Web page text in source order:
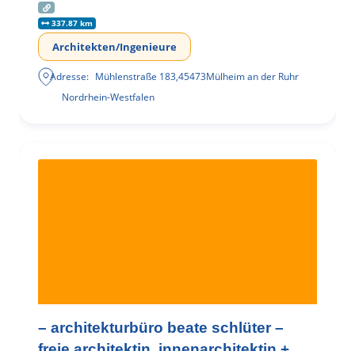
337.87 km
Architekten/Ingenieure
Adresse: Mühlenstraße 183,45473Mülheim an der Ruhr
Nordrhein-Westfalen
– architekturbüro beate schlüter –